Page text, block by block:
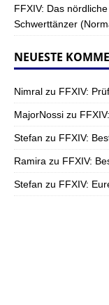
FFXIV: Das
Schwerttänzer
NEUESTE
Nimral zu FFXIV:
MajorNossi zu
Stefan zu FFXIV:
Ramira zu FFXIV:
Stefan zu FFXIV: